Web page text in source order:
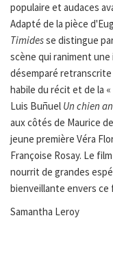
populaire et audaces
Adapté de la pièce
Timidesse distingue
scène qui raniment
désemparé
habile du récit et de la
Luis Buñuel Un chien
aux côtés de Maurice
jeune première Véra
Françoise Rosay. Le
nourrit de grandes
bienveillante envers ce
Samantha Leroy